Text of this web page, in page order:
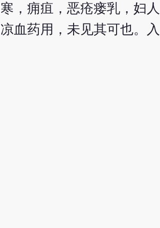
，痈疽，恶疮瘘乳，妇人
血药用，未见其可也。入